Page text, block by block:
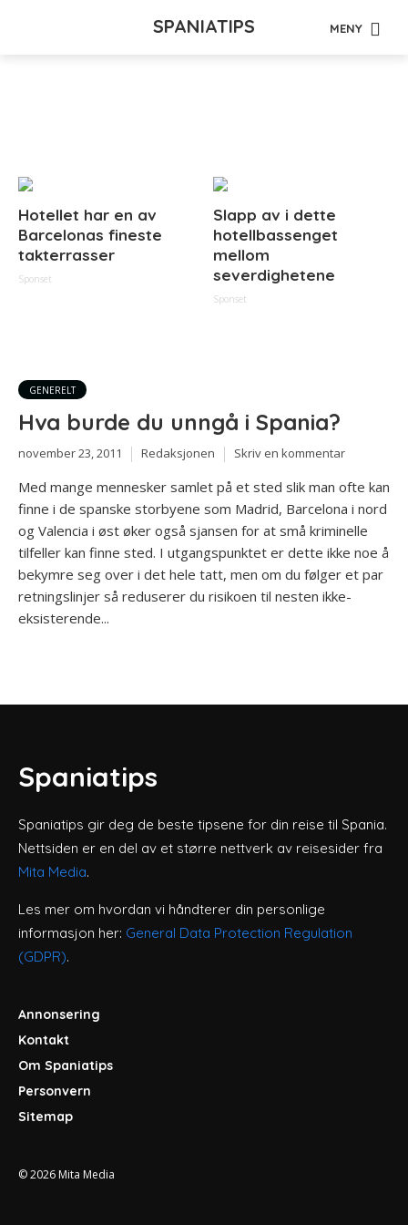
SPANIATIPS MENY
Hotellet har en av
Barcelonas fineste
takterrasser
Sponset
Slapp av i dette
hotellbassenget
mellom
severdighetene
Sponset
GENERELT
Hva burde du unngå i Spania?
november 23, 2011 Redaksjonen Skriv en kommentar
Med mange mennesker samlet på et sted slik man ofte kan
finne i de spanske storbyene som Madrid, Barcelona i nord
og Valencia i øst øker også sjansen for at små kriminelle
tilfeller kan finne sted. I utgangspunktet er dette ikke noe å
bekymre seg over i det hele tatt, men om du følger et par
retningslinjer så reduserer du risikoen til nesten ikke-
eksisterende...
Spaniatips
Spaniatips gir deg de beste tipsene for din reise til Spania.
Nettsiden er en del av et større nettverk av reisesider fra
Mita Media.
Les mer om hvordan vi håndterer din personlige
informasjon her: General Data Protection Regulation
(GDPR).
Annonsering
Kontakt
Om Spaniatips
Personvern
Sitemap
© 2026 Mita Media